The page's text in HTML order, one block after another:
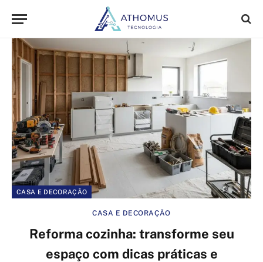
CASA E DECORAÇÃO
CASA E DECORAÇÃO
Reforma cozinha: transforme seu
espaço com dicas práticas e